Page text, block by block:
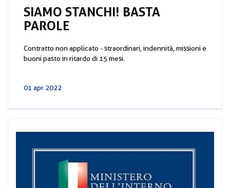
SIAMO STANCHI! BASTA
PAROLE
Contratto non applicato - straordinari, indennità, missioni e
buoni pasto in ritardo di 15 mesi.
01 apr 2022